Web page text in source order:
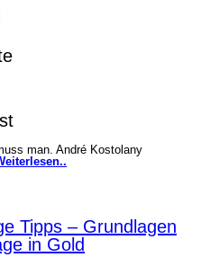
man. André Kostolany
Tipps – Grundlagen
in Gold